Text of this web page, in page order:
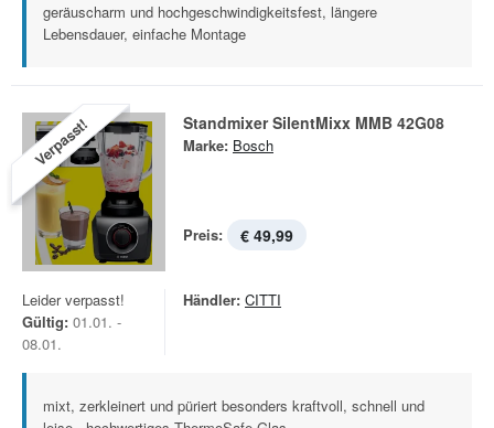
geräuscharm und hochgeschwindigkeitsfest, längere
Lebensdauer, einfache Montage
Verpasst! Standmixer SilentMixx MMB 42G08
Marke: Bosch
Preis: € 49,99
Leider verpasst!
Gültig: 01.01. -
08.01.
Händler: CITTI
mixt, zerkleinert und püriert besonders kraftvoll, schnell und